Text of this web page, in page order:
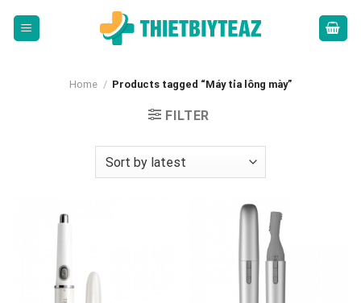
Home / Products tagged “Máy tỉa lông mày”
FILTER